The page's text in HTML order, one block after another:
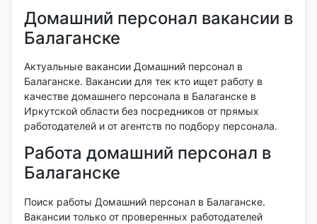
Домашний персонал вакансии в
Балаганске
Актуальные вакансии Домашний персонал в
Балаганске. Вакансии для тек кто ищет работу в
качестве домашнего персонала в Балаганске в
Иркутской области без посредников от прямых
работодателей и от агентств по подбору персонала.
Работа домашний персонал в
Балаганске
Поиск работы Домашний персонал в Балаганске.
Вакансии только от проверенных работодателей